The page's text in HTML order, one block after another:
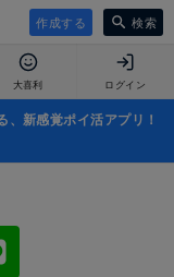
作成する 検索
大喜利 ログイン
新感覚ポイ活アプリ！